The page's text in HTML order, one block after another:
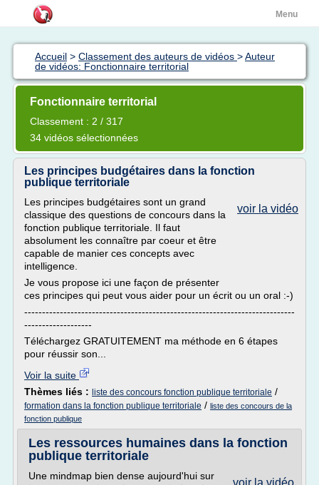
Menu
Accueil > Classement des auteurs de vidéos >Auteur
de vidéos: Fonctionnaire territorial
Fonctionnaire territorial
Classement : 2 / 317
34 vidéos sélectionnées
Les principes budgétaires dans la fonction
publique territoriale
voir la vidéo
Les principes budgétaires sont un grand
classique des questions de concours dans la
fonction publique territoriale. Il faut
absolument les connaître par coeur et être
capable de manier ces concepts avec
intelligence.
Je vous propose ici une façon de présenter
ces principes qui peut vous aider pour un écrit ou un oral :-)
----------------------------------------------------------------------------
-------------------
Téléchargez GRATUITEMENT ma méthode en 6 étapes
pour réussir son...
Voir la suite
Thèmes liés : liste des concours fonction publique territoriale /
formation dans la fonction publique territoriale / liste des concours de la
fonction publique
Les ressources humaines dans la fonction
publique territoriale
voir la vidéo
Une mindmap bien dense aujourd'hui sur